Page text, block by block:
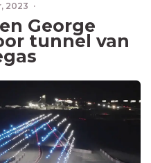
2023 ·
George
tunnel van